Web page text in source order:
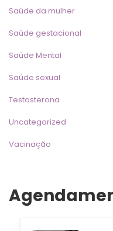
Saúde da mulher
Saúde gestacional
Saúde Mental
Saúde sexual
Testosterona
Uncategorized
Vacinação